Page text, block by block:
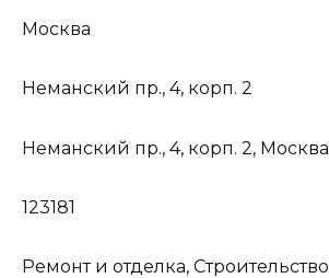
Москва
Неманский пр., 4, корп. 2
Неманский пр., 4, корп. 2, Москва
123181
Ремонт и отделка, Строительство